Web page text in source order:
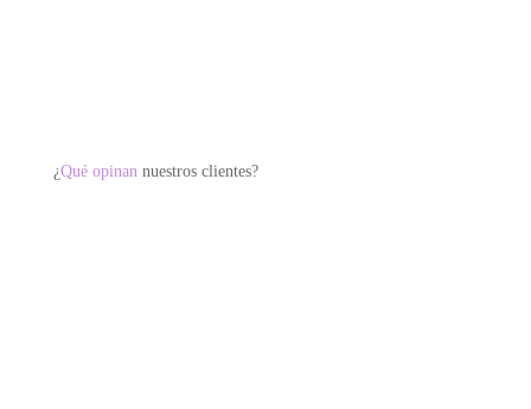
en
¿Qué opinan nuestros clientes?